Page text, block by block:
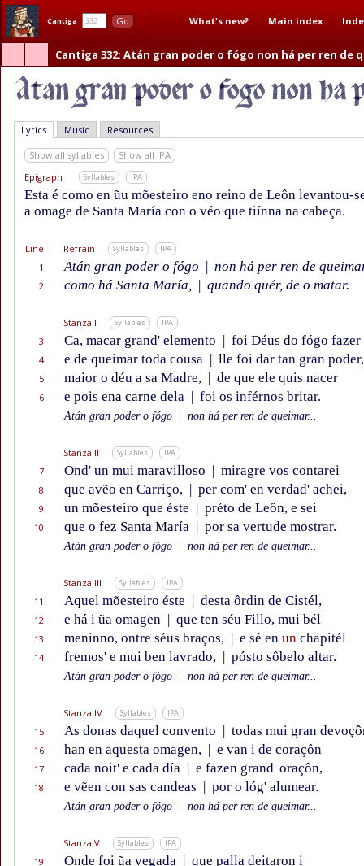
Cantiga Go What's new? Main index
Cantiga 332: Atán gran poder o fógo non há per ren de
Lyrics Music Resources
Show all syllables
Show all IPA
Epigraph
Syllables IPA
Esta é como en ũu mõesteiro eno reino de Leôn levantou-
a omage de Santa María con o véo que tiínna na cabeça.
Line Refrain Syllables IPA
1 Atán gran poder o fógo | non há per ren de
2 como há Santa María, | quando quér, de o matar.
Stanza I Syllables IPA
3 Ca, macar grand' elemento | foi Déus do fógo fazer
4 e de queimar toda cousa | lle foi dar tan gran poder,
5 maior o déu a sa Madre, | de que ele quis nacer
6 e pois ena carne dela | foi os inférnos britar.
Atán gran poder o fógo non há per ren de queimar...
Stanza II Syllables IPA
7 Ond' un mui maravilloso | miragre vos contarei
8 que avẽo en Carriço, | per com' en verdad' achei,
9 un mõesteiro que éste | préto de Leôn, e sei
10 que o fez Santa María | por sa vertude mostrar.
Atán gran poder o fógo non há per ren de queimar...
Stanza III Syllables IPA
11 Aquel mõesteiro éste | desta ôrdin de Cistél,
12 e há i ũa omagen | que ten séu Fillo, mui bél
13 meninno, ontre séus braços, | e sé en un chapitél
14 fremos' e mui ben lavrado, | pósto sôbelo altar.
Atán gran poder o fógo non há per ren de queimar...
Stanza IV Syllables IPA
15 As donas daquel convento | todas mui gran
16 han en aquesta omagen, | e van i de coraçôn
17 cada noit' e cada día | e fazen grand' oraçôn,
18 e vẽen con sas candeas | por o lóg' alumear.
Atán gran poder o fógo non há per ren de queimar...
Stanza V Syllables IPA
19 Onde foi ũa vegada | que palla deitaron i